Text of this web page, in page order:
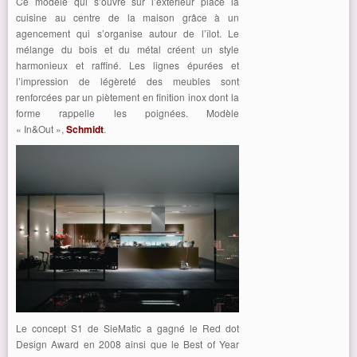
cuisine au centre de la maison grâce à un
agencement qui s’organise autour de l’îlot. Le
mélange du bois et du métal créent un style
harmonieux et raffiné. Les lignes épurées et
l’impression de légèreté des meubles sont
renforcées par un piètement en finition inox dont la
forme rappelle les poignées. Modèle
« In&Out », Schmidt.
Le concept S1 de SieMatic a gagné le Red dot
Design Award en 2008 ainsi que le Best of Year